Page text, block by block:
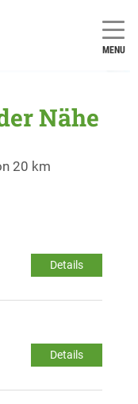
MENU
Nähe
20 km
Details
Details